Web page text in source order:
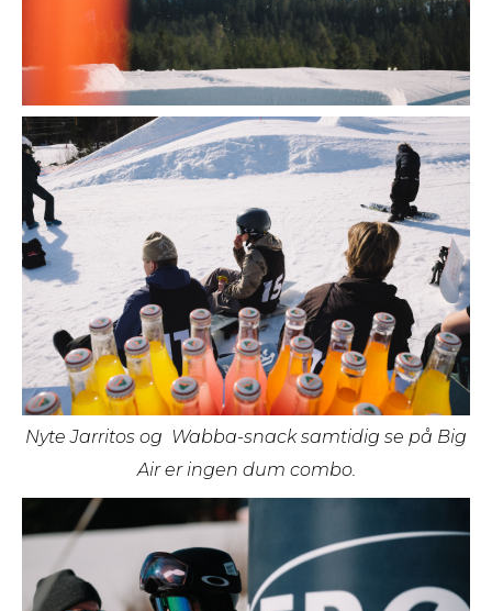
Nyte Jarritos og Wabba-snack samtidig se på Big
Air er ingen dum combo.